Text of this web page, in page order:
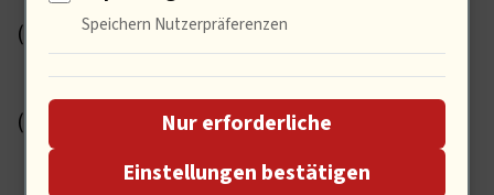
(2)
Gesellschaft
(5)
Umwelt
Speichern Nutzerpräferenzen
Nur erforderliche
Einstellungen bestätigen